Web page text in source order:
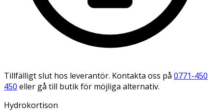
Tillfälligt slut hos leverantör. Kontakta oss på 0771-450
450 eller gå till butik för möjliga alternativ.
Hydrokortison